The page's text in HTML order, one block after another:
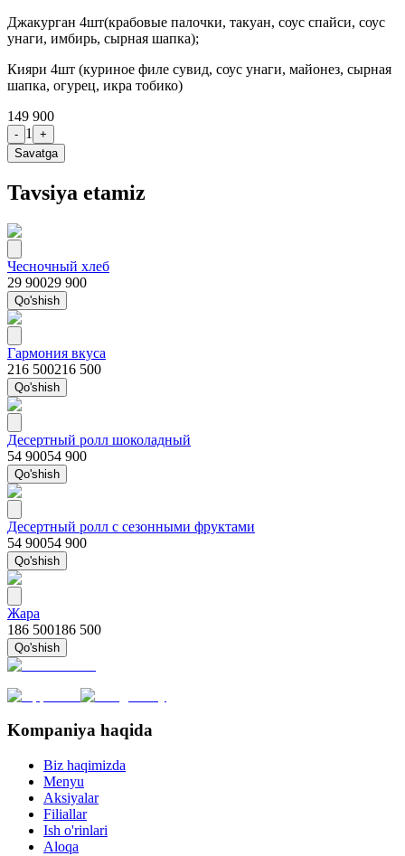
Джакурган 4шт(крабовые палочки, такуан, соус спайси, соус
унаги, имбирь, сырная шапка);
Кияри 4шт (куриное филе сувид, соус унаги, майонез, сырная
шапка, огурец, икра тобико)
149 900
- 1
+
Savatga
Tavsiya etamiz
Чесночный хлеб
29 90029 900
Qo'shish
Гармония вкуса
216 500216 500
Qo'shish
Десертный ролл шоколадный
54 90054 900
Qo'shish
Десертный ролл с сезонными фруктами
54 90054 900
Qo'shish
Жара
186 500186 500
Qo'shish
Kompaniya haqida
Biz haqimizda
Menyu
Aksiyalar
Filiallar
Ish o'rinlari
Aloqa